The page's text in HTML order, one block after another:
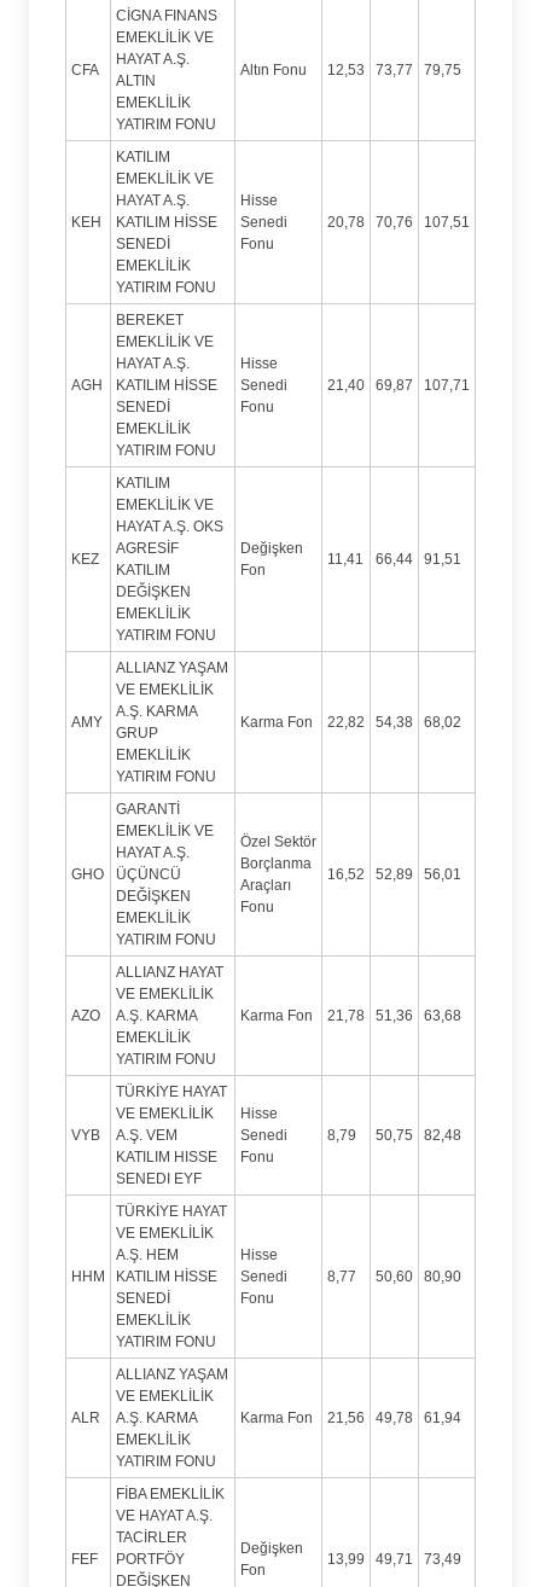
CFA
CİGNA FINANS
EMEKLİLİK VE
HAYAT A.Ş.
ALTIN
EMEKLİLİK
YATIRIM FONU
Altın Fonu 12,53 73,77 79,75
KEH
KATILIM
EMEKLİLİK VE
HAYAT A.Ş.
KATILIM HİSSE
SENEDİ
EMEKLİLİK
YATIRIM FONU
Hisse
Senedi
Fonu
20,78 70,76 107,51
AGH
BEREKET
EMEKLİLİK VE
HAYAT A.Ş.
KATILIM HİSSE
SENEDİ
EMEKLİLİK
YATIRIM FONU
Hisse
Senedi
Fonu
21,40 69,87 107,71
KEZ
KATILIM
EMEKLİLİK VE
HAYAT A.Ş. OKS
AGRESİF
KATILIM
DEĞİŞKEN
EMEKLİLİK
YATIRIM FONU
Değişken
Fon
11,41 66,44 91,51
AMY
ALLIANZ YAŞAM
VE EMEKLİLİK
A.Ş. KARMA
GRUP
EMEKLİLİK
YATIRIM FONU
Karma Fon 22,82 54,38 68,02
GHO
GARANTİ
EMEKLİLİK VE
HAYAT A.Ş.
ÜÇÜNCÜ
DEĞİŞKEN
EMEKLİLİK
YATIRIM FONU
Özel Sektör
Borçlanma
Araçları
Fonu
16,52 52,89 56,01
AZO
ALLIANZ HAYAT
VE EMEKLİLİK
A.Ş. KARMA
EMEKLİLİK
YATIRIM FONU
Karma Fon 21,78 51,36 63,68
VYB
TÜRKİYE HAYAT
VE EMEKLİLİK
A.Ş. VEM
KATILIM HISSE
SENEDI EYF
Hisse
Senedi
Fonu
8,79 50,75 82,48
HHM
TÜRKİYE HAYAT
VE EMEKLİLİK
A.Ş. HEM
KATILIM HİSSE
SENEDİ
EMEKLİLİK
YATIRIM FONU
Hisse
Senedi
Fonu
8,77 50,60 80,90
ALR
ALLIANZ YAŞAM
VE EMEKLİLİK
A.Ş. KARMA
EMEKLİLİK
YATIRIM FONU
Karma Fon 21,56 49,78 61,94
FEF
FİBA EMEKLİLİK
VE HAYAT A.Ş.
TACİRLER
PORTFÖY
DEĞİŞKEN
Değişken
Fon
13,99 49,71 73,49